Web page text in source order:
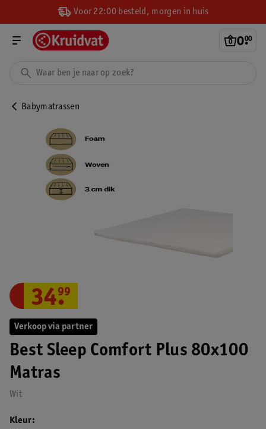
Voor 22:00 besteld, morgen in huis
0.
00
Babymatrassen
Verkoop via partner
Best Sleep Comfort Plus 80x100
Matras
Wit
34.
99
Kleur